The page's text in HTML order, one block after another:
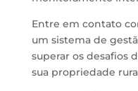
Entre em contato
um sistema de
superar os desafios
sua propriedade